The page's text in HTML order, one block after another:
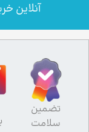
آنلاین
تضمین
سلامت